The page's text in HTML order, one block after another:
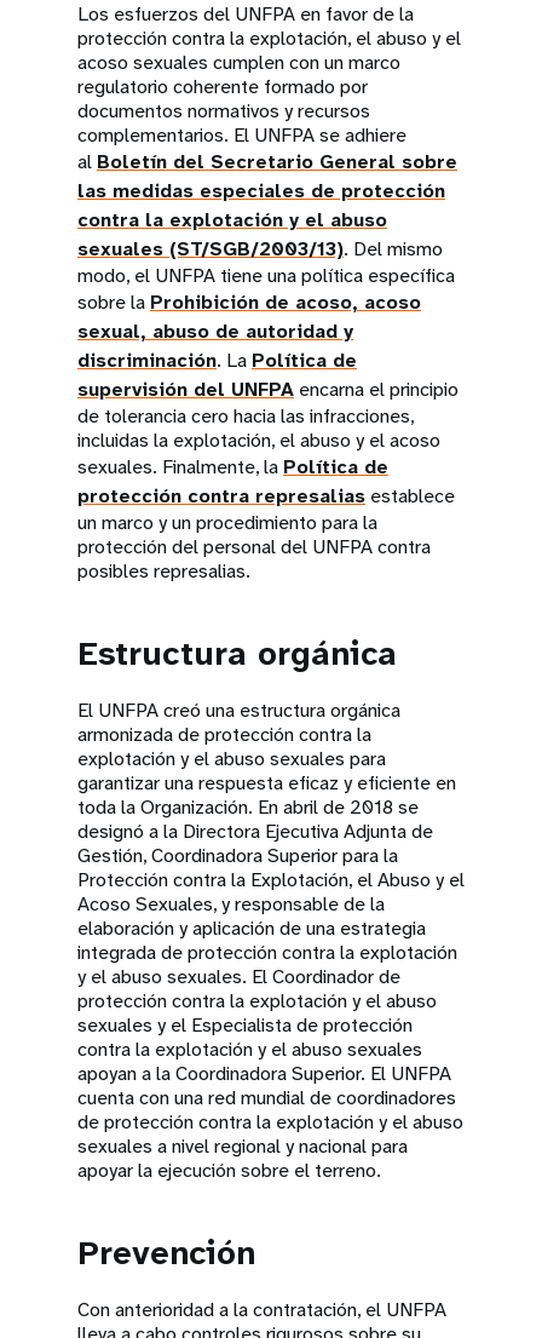
Los esfuerzos del UNFPA en favor de la
protección contra la explotación, el abuso y el
acoso sexuales cumplen con un marco
regulatorio coherente formado por
documentos normativos y recursos
complementarios. El UNFPA se adhiere
al Boletín del Secretario General sobre
las medidas especiales de protección
contra la explotación y el abuso
sexuales (ST/SGB/2003/13). Del mismo
modo, el UNFPA tiene una política específica
sobre la Prohibición de acoso, acoso
sexual, abuso de autoridad y
discriminación. La Política de
supervisión del UNFPA encarna el principio
de tolerancia cero hacia las infracciones,
incluidas la explotación, el abuso y el acoso
sexuales. Finalmente, la Política de
protección contra represalias establece
un marco y un procedimiento para la
protección del personal del UNFPA contra
posibles represalias.
Estructura orgánica
El UNFPA creó una estructura orgánica
armonizada de protección contra la
explotación y el abuso sexuales para
garantizar una respuesta eficaz y eficiente en
toda la Organización. En abril de 2018 se
designó a la Directora Ejecutiva Adjunta de
Gestión, Coordinadora Superior para la
Protección contra la Explotación, el Abuso y el
Acoso Sexuales, y responsable de la
elaboración y aplicación de una estrategia
integrada de protección contra la explotación
y el abuso sexuales. El Coordinador de
protección contra la explotación y el abuso
sexuales y el Especialista de protección
contra la explotación y el abuso sexuales
apoyan a la Coordinadora Superior. El UNFPA
cuenta con una red mundial de coordinadores
de protección contra la explotación y el abuso
sexuales a nivel regional y nacional para
apoyar la ejecución sobre el terreno.
Prevención
Con anterioridad a la contratación, el UNFPA